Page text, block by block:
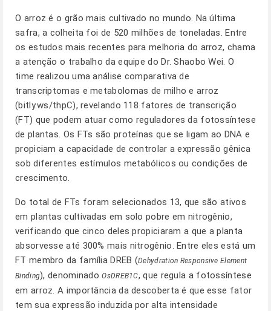
O arroz é o grão mais cultivado no mundo. Na última
safra, a colheita foi de 520 milhões de toneladas. Entre
os estudos mais recentes para melhoria do arroz, chama
a atenção o trabalho da equipe do Dr. Shaobo Wei. O
time realizou uma análise comparativa de
transcriptomas e metabolomas de milho e arroz
(bitly.ws/thpC), revelando 118 fatores de transcrição
(FT) que podem atuar como reguladores da fotossíntese
de plantas. Os FTs são proteínas que se ligam ao DNA e
propiciam a capacidade de controlar a expressão gênica
sob diferentes estímulos metabólicos ou condições de
crescimento.
Do total de FTs foram selecionados 13, que são ativos
em plantas cultivadas em solo pobre em nitrogênio,
verificando que cinco deles propiciaram a que a planta
absorvesse até 300% mais nitrogênio. Entre eles está um
FT membro da família DREB (Dehydration Responsive Element
Binding), denominadoOsDREB1C, que regula a fotossíntese
em arroz. A importância da descoberta é que esse fator
tem sua expressão induzida por alta intensidade